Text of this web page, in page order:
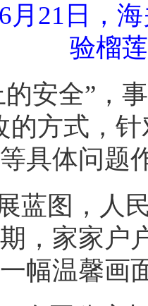
月21日，
验榴
的安全”，
的方式，
具体问题
蓝图，人
，家家户
幅温馨画